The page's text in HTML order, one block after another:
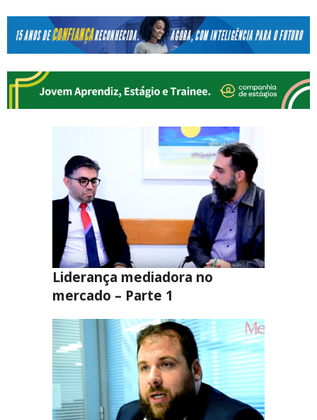
Liderança mediadora no
mercado – Parte 1